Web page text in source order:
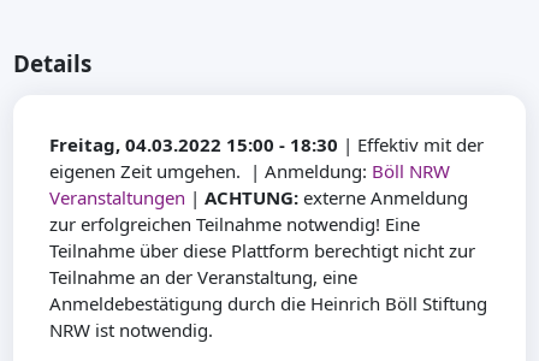
Details
Freitag, 04.03.2022 15:00 - 18:30 | Effektiv mit der
eigenen Zeit umgehen. | Anmeldung: Böll NRW
Veranstaltungen |ACHTUNG: externe Anmeldung
zur erfolgreichen Teilnahme notwendig! Eine
Teilnahme über diese Plattform berechtigt nicht zur
Teilnahme an der Veranstaltung, eine
Anmeldebestätigung durch die Heinrich Böll Stiftung
NRW ist notwendig.